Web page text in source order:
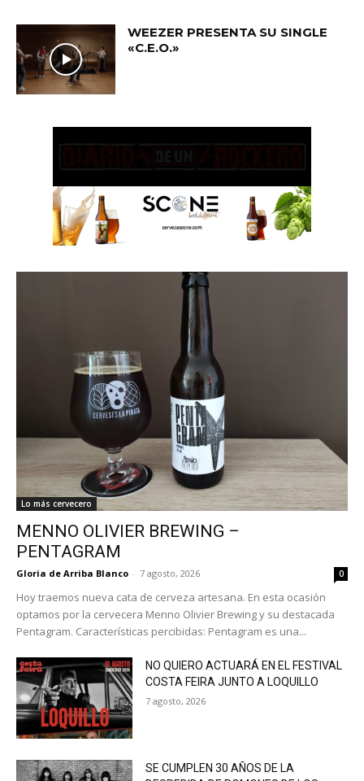
WEEZER PRESENTA SU SINGLE
«C.E.O.»
Lo más cervecero
MENNO OLIVIER BREWING –
PENTAGRAM
Gloria de Arriba Blanco - 7 agosto, 2026 0
Hoy traemos nueva cata de cerveza artesana. En esta ocasión
optamos por la cervecera Menno Olivier Brewing y su destacada
Pentagram. Características percibidas: Pentagram es una...
NO QUIERO ACTUARÁ EN EL FESTIVAL
COSTA FEIRA JUNTO A LOQUILLO
7 agosto, 2026
SE CUMPLEN 30 AÑOS DE LA